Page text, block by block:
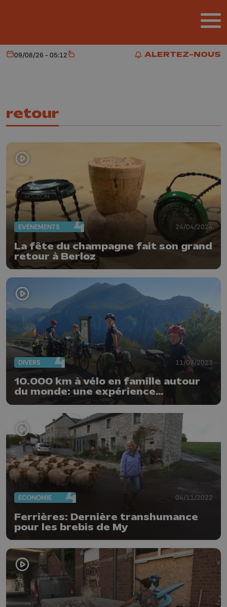
ALERTEZ-NOUS
ALERTEZ-NOUS
Aujourd'hui
09/08/26 - 05:12 Météo
retour
EVÈNEMENTS 24/04/2024
La fête du champagne fait son grand
retour à Berloz
DIVERS 11/07/2023
10.000 km à vélo en famille autour
du monde: une expérience
ECONOMIE 04/11/2022
Ferrières: Dernière transhumance
pour les brebis de My